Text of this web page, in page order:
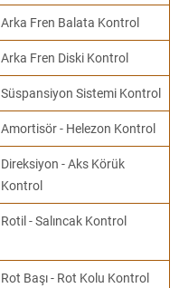
Arka Fren Balata Kontrol
Arka Fren Diski Kontrol
Süspansiyon Sistemi Kontrol
Amortisör - Helezon Kontrol
Direksiyon - Aks Körük
Kontrol
Rotil - Salıncak Kontrol
Rot Başı - Rot Kolu Kontrol